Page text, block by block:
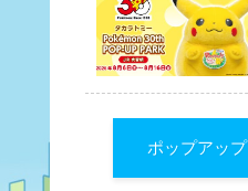
ポップアッ